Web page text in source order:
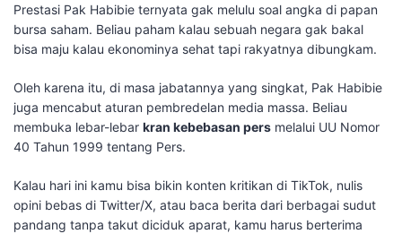
​Prestasi Pak Habibie ternyata gak melulu soal angka di papan
bursa saham. Beliau paham kalau sebuah negara gak bakal
bisa maju kalau ekonominya sehat tapi rakyatnya dibungkam.
​Oleh karena itu, di masa jabatannya yang singkat, Pak Habibie
juga mencabut aturan pembredelan media massa. Beliau
membuka lebar-lebar kran kebebasan pers melalui UU Nomor
40 Tahun 1999 tentang Pers.
​Kalau hari ini kamu bisa bikin konten kritikan di TikTok, nulis
opini bebas di Twitter/X, atau baca berita dari berbagai sudut
pandang tanpa takut diciduk aparat, kamu harus berterima